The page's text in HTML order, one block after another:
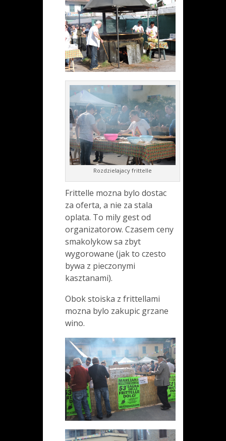
Rozdzielajacy frittelle
Frittelle mozna bylo dostac
za oferta, a nie za stala
oplata. To mily gest od
organizatorow. Czasem ceny
smakolykow sa zbyt
wygorowane (jak to czesto
bywa z pieczonymi
kasztanami).
Obok stoiska z frittellami
mozna bylo zakupic grzane
wino.